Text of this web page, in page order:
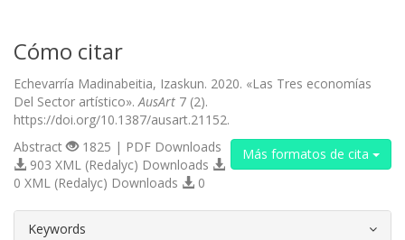
Cómo citar
Echevarría Madinabeitia, Izaskun. 2020. «Las Tres economías
Del Sector artístico». AusArt 7 (2).
https://doi.org/10.1387/ausart.21152.
Más formatos de cita
Abstract
1825 | PDF Downloads
903 XML (Redalyc) Downloads
0 XML (Redalyc) Downloads
0
Keywords